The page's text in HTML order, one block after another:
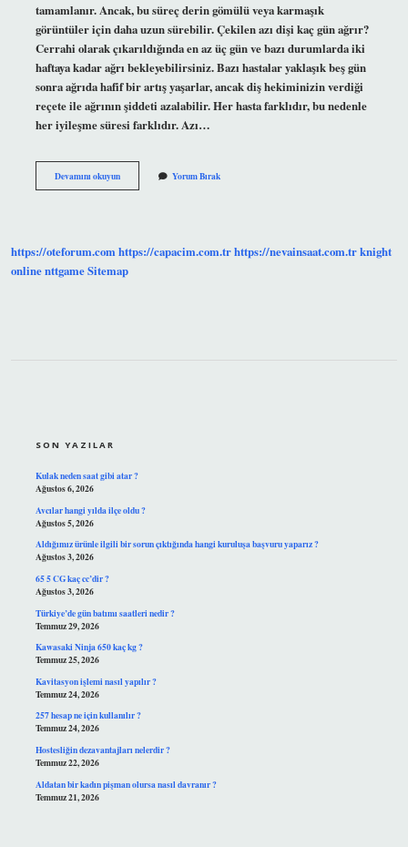
tamamlanır. Ancak, bu süreç derin gömülü veya karmaşık
görüntüler için daha uzun sürebilir. Çekilen azı dişi kaç gün ağrır?
Cerrahi olarak çıkarıldığında en az üç gün ve bazı durumlarda iki
haftaya kadar ağrı bekleyebilirsiniz. Bazı hastalar yaklaşık beş gün
sonra ağrıda hafif bir artış yaşarlar, ancak diş hekiminizin verdiği
reçete ile ağrının şiddeti azalabilir. Her hasta farklıdır, bu nedenle
her iyileşme süresi farklıdır. Azı…
Devamını okuyunAzı
Dişi
Yorum Bırak
https://oteforum.comhttps://capacim.com.trhttps://nevainsaat.com.trknight
onlinenttgameSitemap
SON YAZILAR
Kulak neden saat gibi atar ?
Ağustos 6, 2026
Avcılar hangi yılda ilçe oldu ?
Ağustos 5, 2026
Aldığımız ürünle ilgili bir sorun çıktığında hangi kuruluşa başvuru yaparız ?
Ağustos 3, 2026
65 5 CG kaç cc’dir ?
Ağustos 3, 2026
Türkiye’de gün batımı saatleri nedir ?
Temmuz 29, 2026
Kawasaki Ninja 650 kaç kg ?
Temmuz 25, 2026
Kavitasyon işlemi nasıl yapılır ?
Temmuz 24, 2026
257 hesap ne için kullanılır ?
Temmuz 24, 2026
Hostesliğin dezavantajları nelerdir ?
Temmuz 22, 2026
Aldatan bir kadın pişman olursa nasıl davranır ?
Temmuz 21, 2026